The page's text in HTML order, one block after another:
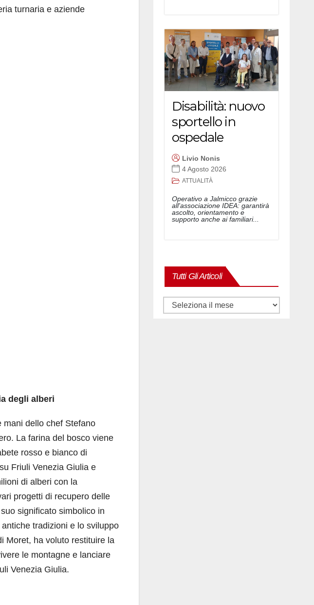
turnaria e aziende
degli alberi
mani dello chef Stefano
La farina del bosco viene
rosso e bianco di
Friuli Venezia Giulia e
di alberi con la
progetti di recupero delle
significato simbolico in
tradizioni e lo sviluppo
Moret, ha voluto restituire la
le montagne e lanciare
Venezia Giulia.
Disabilità: nuovo
sportello in
ospedale
Livio Nonis
4 Agosto 2026
ATTUALITÀ
Operativo a Jalmicco grazie
all'associazione IDEA: garantirà
ascolto, orientamento e
supporto anche ai familiari...
Tutti Gli Articoli
Tutti